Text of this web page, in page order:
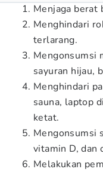
Menjaga berat
Menghindari
terlarang.
Mengonsumsi
sayuran hijau,
Menghindari
sauna, laptop
ketat.
Mengonsumsi
vitamin D, dan
Melakukan